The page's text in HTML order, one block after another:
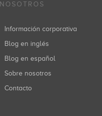
NOSOTROS
Información corporativa
Blog en inglés
Blog en español
Sobre nosotros
Contacto